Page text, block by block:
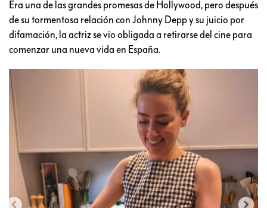
Era una de las grandes promesas de Hollywood, pero después
de su tormentosa relación con Johnny Depp y su juicio por
difamación, la actriz se vio obligada a retirarse del cine para
comenzar una nueva vida en España.